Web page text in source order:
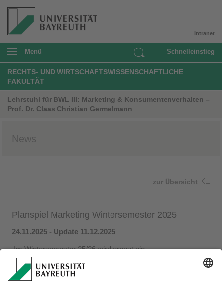
Intranet
Menü Schnelleinstieg
RECHTS- UND WIRTSCHAFTSWISSENSCHAFTLICHE
FAKULTÄT
Lehrstuhl für BWL III: Marketing & Konsumentenverhalten –
Prof. Dr. Claas Christian Germelmann
News
zur Übersicht
Planspiel Marketing Wintersemester 2025
24.11.2025 - Update 11.12.2025
Im Wintersemester 25/26 wird erneut ein
computergestütztes Planspiel angeboten, das sowohl von
BWL- (C-3) als auch von SpÖko-Studierenden (B-3-7) im
Bachelor belegt werden kann. Der Zeitraum für die
Anmeldung wurde bis zum 19.12.2025 verlängert. Weitere